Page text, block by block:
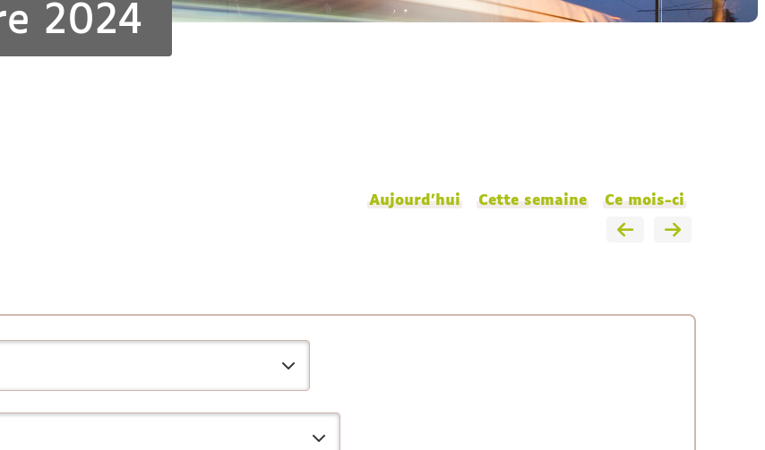
2024
Aujourd'hui Cette semaine Ce mois-ci